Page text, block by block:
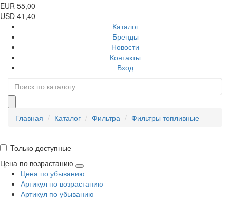
EUR 55,00
USD 41,40
Каталог
Бренды
Новости
Контакты
Вход
Главная Каталог Фильтра Фильтры топливные
Только доступные
Цена по возрастанию
Цена по убыванию
Артикул по возрастанию
Артикул по убыванию